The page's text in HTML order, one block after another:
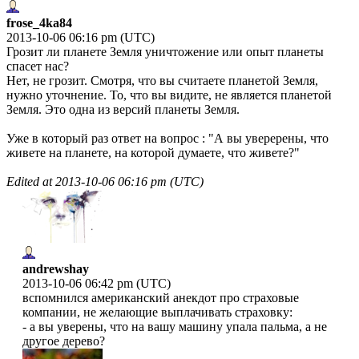
frose_4ka84
2013-10-06 06:16 pm (UTC)
Грозит ли планете Земля уничтожение или опыт планеты
спасет нас?
Нет, не грозит. Смотря, что вы считаете планетой Земля,
нужно уточнение. То, что вы видите, не является планетой
Земля. Это одна из версий планеты Земля.
Уже в который раз ответ на вопрос : "А вы уверерены, что
живете на планете, на которой думаете, что живете?"
Edited at2013-10-06 06:16 pm (UTC)
andrewshay
2013-10-06 06:42 pm (UTC)
вспомнился американский анекдот про страховые
компании, не желающие выплачивать страховку:
- а вы уверены, что на вашу машину упала пальма, а не
другое дерево?